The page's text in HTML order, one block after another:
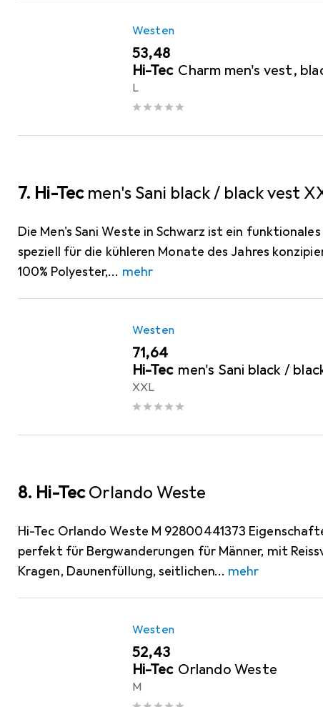
Westen
EUR
53,48
Hi-Tec Charm men's vest,
L
7. Hi-Tecmen's Sani black / black vest
Die Men's Sani Weste in Schwarz ist ein
speziell für die kühleren Monate des Jahres
100% Polyester,
mehr
Westen
EUR
71,64
Hi-Tec men's Sani black /
XXL
8. Hi-TecOrlando Weste
Hi-Tec Orlando Weste M 92800441373
perfekt für Bergwanderungen für Männer, mit
Kragen, Daunenfüllung, seitlichen
mehr
Westen
EUR
52,43
Hi-Tec Orlando Weste
M